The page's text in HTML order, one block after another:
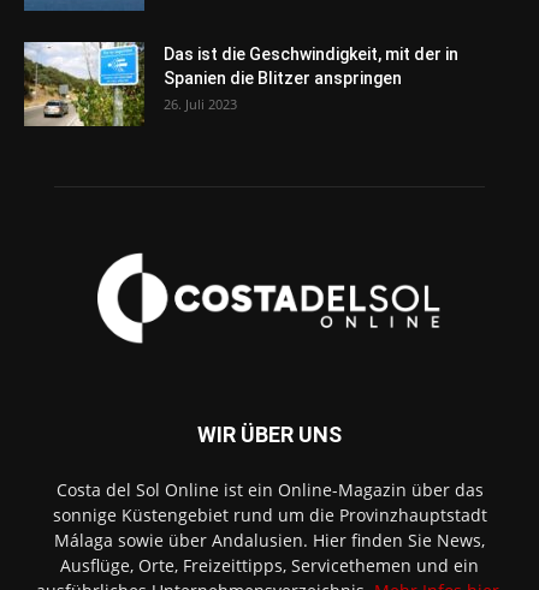
Das ist die Geschwindigkeit, mit der in
Spanien die Blitzer anspringen
26. Juli 2023
WIR ÜBER UNS
Costa del Sol Online ist ein Online-Magazin über das
sonnige Küstengebiet rund um die Provinzhauptstadt
Málaga sowie über Andalusien. Hier finden Sie News,
Ausflüge, Orte, Freizeittipps, Servicethemen und ein